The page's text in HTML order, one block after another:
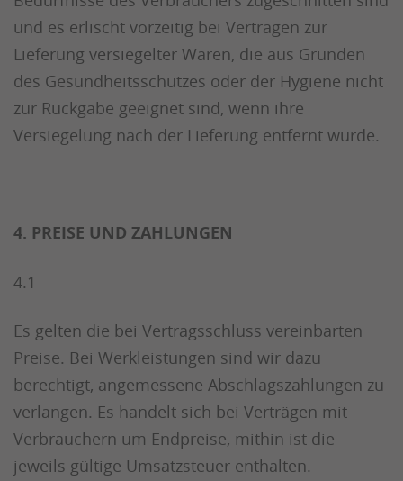
und es erlischt vorzeitig bei Verträgen zur
Lieferung versiegelter Waren, die aus Gründen
des Gesundheitsschutzes oder der Hygiene nicht
zur Rückgabe geeignet sind, wenn ihre
Versiegelung nach der Lieferung entfernt wurde.
4. PREISE UND ZAHLUNGEN
4.1
Es gelten die bei Vertragsschluss vereinbarten
Preise. Bei Werkleistungen sind wir dazu
berechtigt, angemessene Abschlagszahlungen zu
verlangen. Es handelt sich bei Verträgen mit
Verbrauchern um Endpreise, mithin ist die
jeweils gültige Umsatzsteuer enthalten.